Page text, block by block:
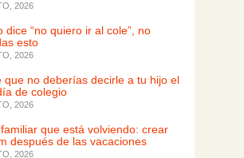
2026
dice “no quiero ir al cole”, no
esto
2026
que no deberías decirle a tu hijo el
de colegio
2026
que está volviendo: crear
después de las vacaciones
2026